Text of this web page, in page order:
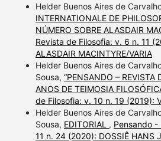
Helder Buenos Aires de
INTERNATIONALE DE
NÚMERO SOBRE ALASDAIR
Revista de Filosofia: v. 6 n. 11
ALASDAIR MACINTYRE/VARIA
Helder Buenos Aires de
Sousa, “PENSANDO – REVISTA
ANOS DE TEIMOSIA
de Filosofia: v. 10 n. 19 (2019):
Helder Buenos Aires de
Sousa, EDITORIAL , Pensando -
11 n. 24 (2020): DOSSIÊ HANS